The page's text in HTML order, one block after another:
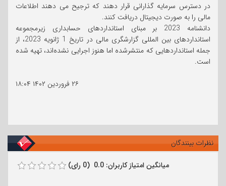
در دسترس سرمایه گذارانی قرار دهند که ترجیح می دهند اطلاعات
مالی را به صورت دیجیتال دریافت کنند.
دانشنامه 2023 بر مبنای استانداردهای حسابداری زیرمجموعه
استانداردهای بین المللی گزارشگری مالی در تاریخ 1 ژانویه 2023، از
جمله استانداردهایی که منتشرشده اما هنوز اجرایی نشده‌اند، تهیه شده
است.
۲۶ فروردین ۱۴۰۲
۱۸:۰۴
نظرات بینندگان
میانگین امتیاز کاربران: 0.0 (0 رای)